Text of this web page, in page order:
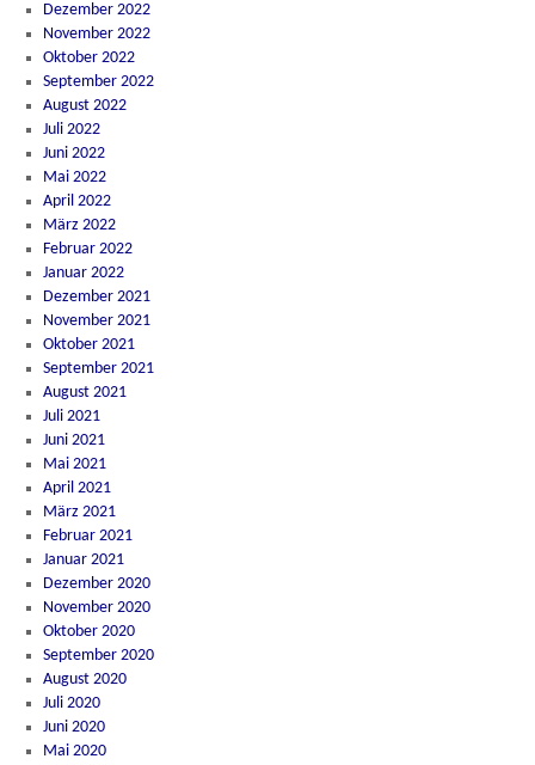
Dezember 2022
November 2022
Oktober 2022
September 2022
August 2022
Juli 2022
Juni 2022
Mai 2022
April 2022
März 2022
Februar 2022
Januar 2022
Dezember 2021
November 2021
Oktober 2021
September 2021
August 2021
Juli 2021
Juni 2021
Mai 2021
April 2021
März 2021
Februar 2021
Januar 2021
Dezember 2020
November 2020
Oktober 2020
September 2020
August 2020
Juli 2020
Juni 2020
Mai 2020